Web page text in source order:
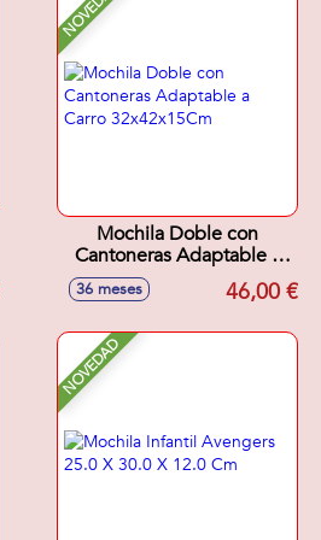
Mochila Doble con
Cantoneras Adaptable a
Carro 32x42x15Cm
36 meses 46,00 €
NOVEDAD